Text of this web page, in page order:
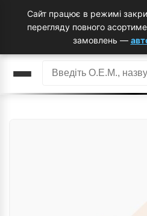
Сайт працює в режимі
перегляду повного
замовлень —